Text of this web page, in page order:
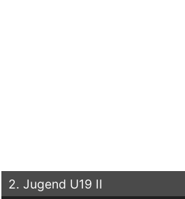
2. Jugend U19 II